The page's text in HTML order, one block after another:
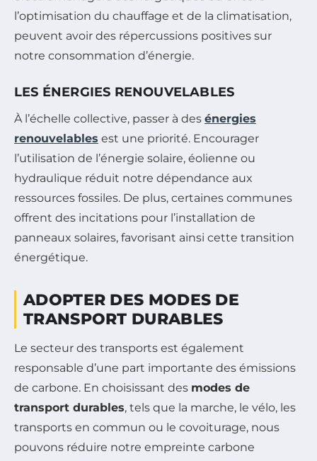
l’optimisation du chauffage et de la climatisation,
peuvent avoir des répercussions positives sur
notre consommation d’énergie.
LES ÉNERGIES RENOUVELABLES
À l’échelle collective, passer à des énergies
renouvelables est une priorité. Encourager
l’utilisation de l’énergie solaire, éolienne ou
hydraulique réduit notre dépendance aux
ressources fossiles. De plus, certaines communes
offrent des incitations pour l’installation de
panneaux solaires, favorisant ainsi cette transition
énergétique.
ADOPTER DES MODES DE
TRANSPORT DURABLES
Le secteur des transports est également
responsable d’une part importante des émissions
de carbone. En choisissant des modes de
transport durables, tels que la marche, le vélo, les
transports en commun ou le covoiturage, nous
pouvons réduire notre empreinte carbone